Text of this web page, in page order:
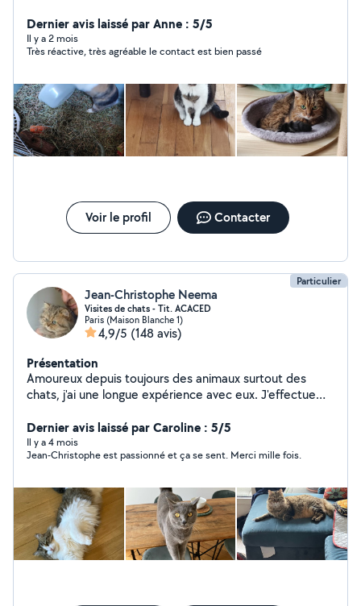
Dernier avis laissé par Anne : 5/5
Il y a 2 mois
Très réactive, très agréable le contact est bien passé
Voir le profil Contacter
Particulier
Jean-Christophe Neema
Visites de chats - Tit. ACACED
Paris (Maison Blanche 1)
4,9/5 (148 avis)
Présentation
Amoureux depuis toujours des animaux surtout des
chats, j'ai une longue expérience avec eux. J'effectue
des félins. Je ne peux en accueillir chez moi car je doute
que mes deux chats mâles apprécieraient la présence
d'un tiers matou. Je vous invite à lire les avis sur mon
prestations. Je suis titulaire de l'ACACED (Attestation
de Connaissances pour les Animaux de Compagnie
d'Espèces Domestiques) qui est une formation
reconnue par le Ministere de l'Agriculture et de la
Souveraineté Alimentaire. Si vous avez des questions, je
Dernier avis laissé par Caroline : 5/5
Il y a 4 mois
Jean-Christophe est passionné et ça se sent. Merci mille fois.